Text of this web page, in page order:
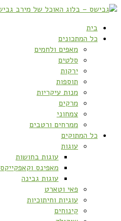
בית
כל המתכונים
מאפים ולחמים
סלטים
ירקות
תוספות
מנות עיקריות
מרקים
צמחוני
ממרחים ורטבים
כל המתוקים
עוגות
עוגות בחושות
מאפינס וקאפקייקס
עוגות גבינה
פאי וטארט
עוגיות וחיתוכיות
קינוחים